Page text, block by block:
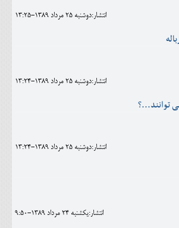
انتشار:دوشنبه 25 مرداد 1389-13:25
انتشار:دوشنبه 25 مرداد 1389-13:24
توانند...؟
انتشار:دوشنبه 25 مرداد 1389-13:24
انتشار:يکشنبه 24 مرداد 1389-9:50